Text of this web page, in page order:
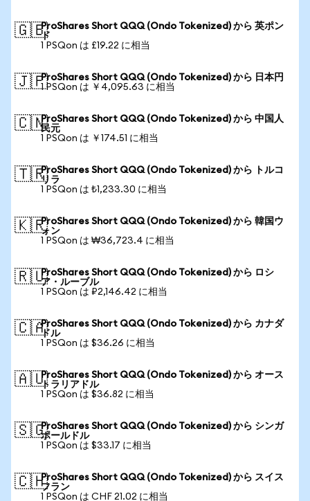
🇬🇧ProShares Short QQQ (Ondo Tokenized) から 英ポン
ド
1 PSQon は £19.22 に相当
🇯🇵ProShares Short QQQ (Ondo Tokenized) から 日本円
1 PSQon は ￥4,095.63 に相当
🇨🇳ProShares Short QQQ (Ondo Tokenized) から 中国人
民元
1 PSQon は ￥174.51 に相当
🇹🇷ProShares Short QQQ (Ondo Tokenized) から トルコ
リラ
1 PSQon は ₺1,233.30 に相当
🇰🇷ProShares Short QQQ (Ondo Tokenized) から 韓国ウ
ォン
1 PSQon は ₩36,723.4 に相当
🇷🇺ProShares Short QQQ (Ondo Tokenized) から ロシ
ア・ルーブル
1 PSQon は ₽2,146.42 に相当
🇨🇦ProShares Short QQQ (Ondo Tokenized) から カナダ
ドル
1 PSQon は $36.26 に相当
🇦🇺ProShares Short QQQ (Ondo Tokenized) から オース
トラリアドル
1 PSQon は $36.82 に相当
🇸🇬ProShares Short QQQ (Ondo Tokenized) から シンガ
ポールドル
1 PSQon は $33.17 に相当
🇨🇭ProShares Short QQQ (Ondo Tokenized) から スイス
フラン
1 PSQon は CHF 21.02 に相当